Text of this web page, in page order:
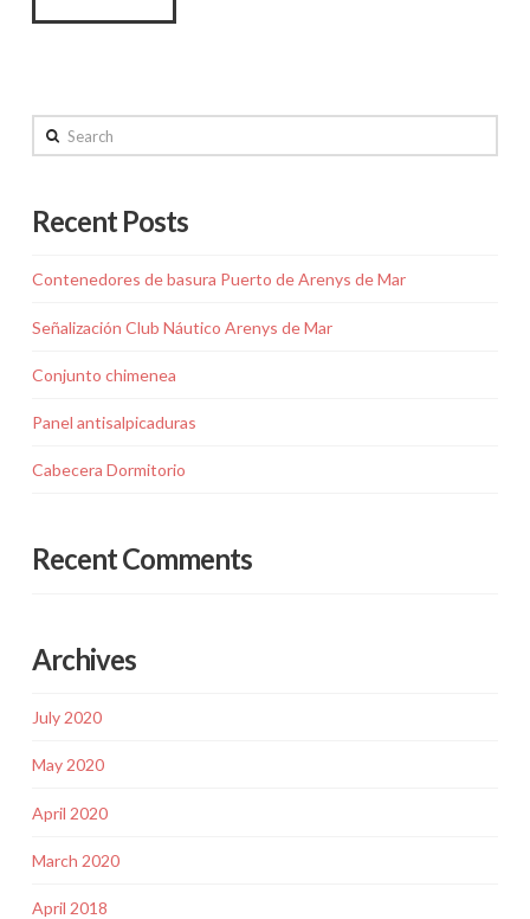
Search
Recent Posts
Contenedores de basura Puerto de Arenys de Mar
Señalización Club Náutico Arenys de Mar
Conjunto chimenea
Panel antisalpicaduras
Cabecera Dormitorio
Recent Comments
Archives
July 2020
May 2020
April 2020
March 2020
April 2018